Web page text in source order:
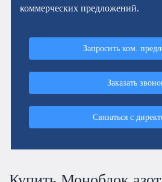
коммерческих предложений.
Запросить ком.
Заказать
Связаться с